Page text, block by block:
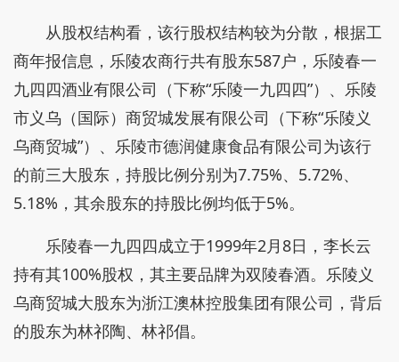
从股权结构看，该行股权结构较为分散，根据工
商年报信息，乐陵农商行共有股东587户，乐陵春一
九四四酒业有限公司（下称“乐陵一九四四”）、乐陵
市义乌（国际）商贸城发展有限公司（下称“乐陵义
乌商贸城”）、乐陵市德润健康食品有限公司为该行
的前三大股东，持股比例分别为7.75%、5.72%、
5.18%，其余股东的持股比例均低于5%。
乐陵春一九四四成立于1999年2月8日，李长云
持有其100%股权，其主要品牌为双陵春酒。乐陵义
乌商贸城大股东为浙江澳林控股集团有限公司，背后
的股东为林祁陶、林祁倡。